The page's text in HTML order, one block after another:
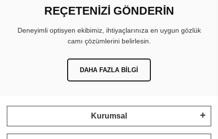
REÇETENİZİ GÖNDERİN
Deneyimli optisyen ekibimiz, ihtiyaçlarınıza en uygun gözlük
camı çözümlerini belirlesin.
DAHA FAZLA BILGI
Kurumsal